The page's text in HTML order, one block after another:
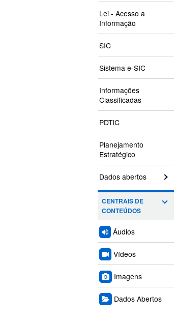
Lei - Acesso a
Informação
SIC
Sistema e-SIC
Informações
Classificadas
PDTIC
Planejamento
Estratégico
Dados abertos
CENTRAIS DE
CONTEÚDOS
Áudios
Vídeos
Imagens
Dados Abertos